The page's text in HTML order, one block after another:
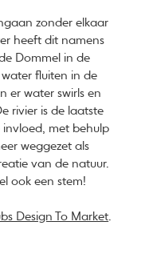
zonder elkaar
heeft dit namens
Dommel in de
fluiten in de
er water swirls en
rivier is de laatste
met behulp
weggezet als
van de natuur.
ook een stem!
Design To Market.